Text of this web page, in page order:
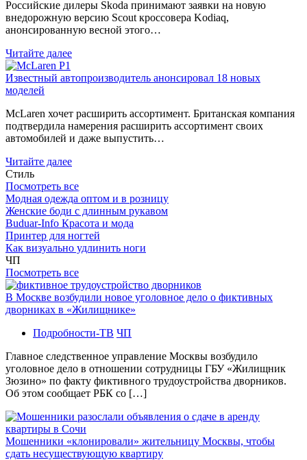
Российские дилеры Skoda принимают заявки на новую
внедорожную версию Scout кроссовера Kodiaq,
анонсированную весной этого…
Читайте далее
Известный автопроизводитель анонсировал 18 новых
моделей
McLaren хочет расширить ассортимент. Британская компания
подтвердила намерения расширить ассортимент своих
автомобилей и даже выпустить…
Читайте далее
Стиль
Посмотреть все
Модная одежда оптом и в розницу
Женские боди с длинным рукавом
Buduar-Info Красота и мода
Принтер для ногтей
Как визуально удлинить ноги
ЧП
Посмотреть все
В Москве возбудили новое уголовное дело о фиктивных
дворниках в «Жилищнике»
Подробности-ТВ ЧП
Главное следственное управление Москвы возбудило
уголовное дело в отношении сотрудницы ГБУ «Жилищник
Зюзино» по факту фиктивного трудоустройства дворников.
Об этом сообщает РБК со […]
Мошенники «клонировали» жительницу Москвы, чтобы
сдать несуществующую квартиру